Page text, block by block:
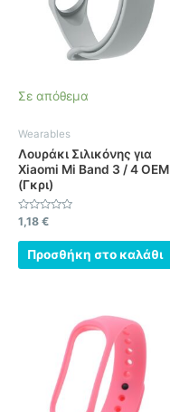
Σε απόθεμα
Wearables
Λουράκι Σιλικόνης για
Xiaomi Mi Band 3 / 4 OEM
(Γκρι)
Βαθμολογήθηκε
με
0
από
1,18 €
Προσθήκη στο καλάθι